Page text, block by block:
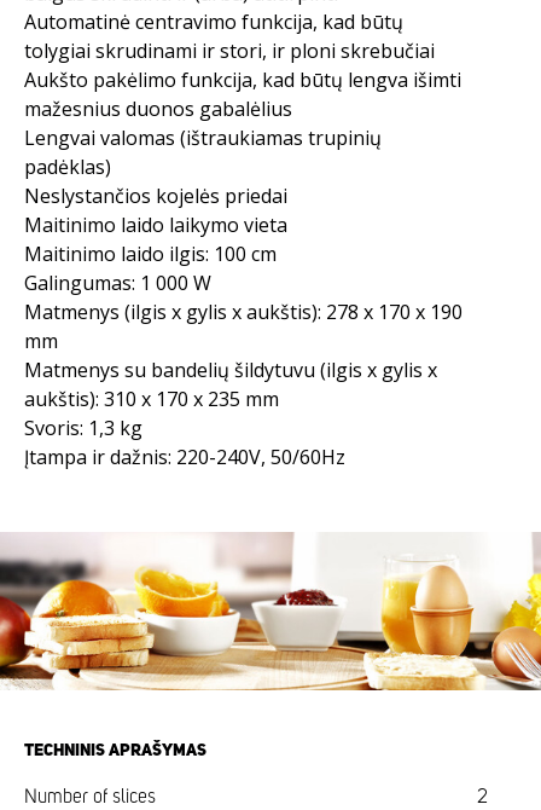
Automatinė centravimo funkcija, kad būtų
tolygiai skrudinami ir stori, ir ploni skrebučiai
Aukšto pakėlimo funkcija, kad būtų lengva išimti
mažesnius duonos gabalėlius
Lengvai valomas (ištraukiamas trupinių
padėklas)
Neslystančios kojelės priedai
Maitinimo laido laikymo vieta
Maitinimo laido ilgis: 100 cm
Galingumas: 1 000 W
Matmenys (ilgis x gylis x aukštis): 278 x 170 x 190
mm
Matmenys su bandelių šildytuvu (ilgis x gylis x
aukštis): 310 x 170 x 235 mm
Svoris: 1,3 kg
Įtampa ir dažnis: 220-240V, 50/60Hz
TECHNINIS APRAŠYMAS
Number of slices 2